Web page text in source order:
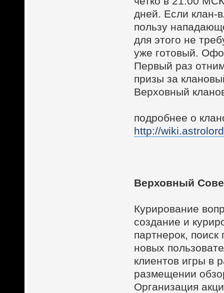
дней. Если клан-
пользу
для этого не
уже готовый.
Первый раз
призы за
Верховный
подробнее о
http://
Верховный
Курирование
создание и
партнерок,
новых
клиентов игры в
размещении
Организация